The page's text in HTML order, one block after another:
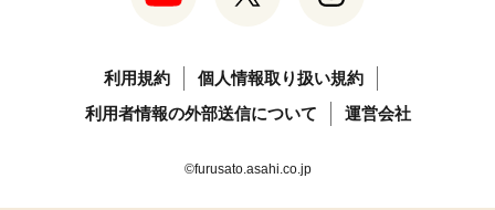
利用規約
個人情報取り扱い規約
利用者情報の外部送信について
運営会社
©furusato.asahi.co.jp